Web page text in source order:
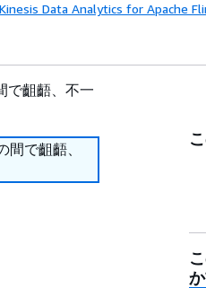
Data Analytics for Apache
で齟齬、不一
で齟齬、